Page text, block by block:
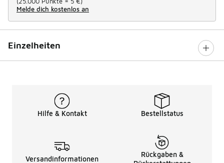
Melde dich kostenlos an
Einzelheiten
Hilfe & Kontakt Bestellstatus
Versandinformationen
Rückgaben &